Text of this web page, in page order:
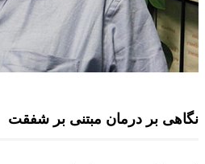
بر درمان مبتنی بر شفقت